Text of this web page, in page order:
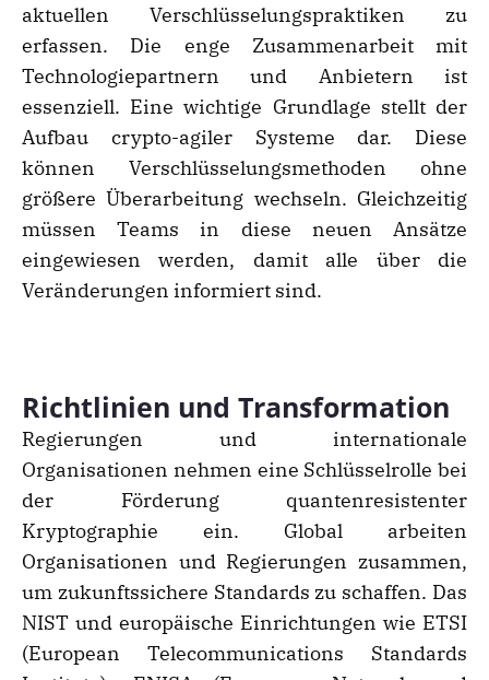
aktuellen Verschlüsselungspraktiken zu
erfassen. Die enge Zusammenarbeit mit
Technologiepartnern und Anbietern ist
essenziell. Eine wichtige Grundlage stellt der
Aufbau crypto-agiler Systeme dar. Diese
können Verschlüsselungsmethoden ohne
größere Überarbeitung wechseln. Gleichzeitig
müssen Teams in diese neuen Ansätze
eingewiesen werden, damit alle über die
Veränderungen informiert sind.
Richtlinien und Transformation
Regierungen und internationale
Organisationen nehmen eine Schlüsselrolle bei
der Förderung quantenresistenter
Kryptographie ein. Global arbeiten
Organisationen und Regierungen zusammen,
um zukunftssichere Standards zu schaffen. Das
NIST und europäische Einrichtungen wie ETSI
(European Telecommunications Standards